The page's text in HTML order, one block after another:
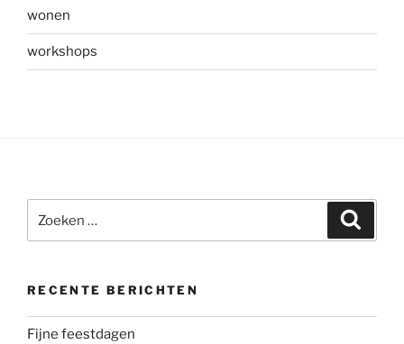
wonen
workshops
naar:
RECENTE BERICHTEN
Fijne feestdagen